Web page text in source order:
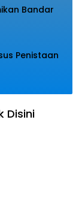
Bandar
Penistaan
Disini